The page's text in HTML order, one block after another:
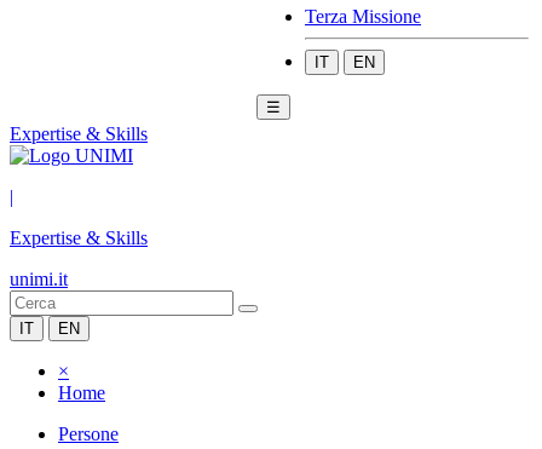
Terza Missione
IT EN
☰
Expertise & Skills
|
Expertise & Skills
unimi.it
IT EN
×
Home
Persone